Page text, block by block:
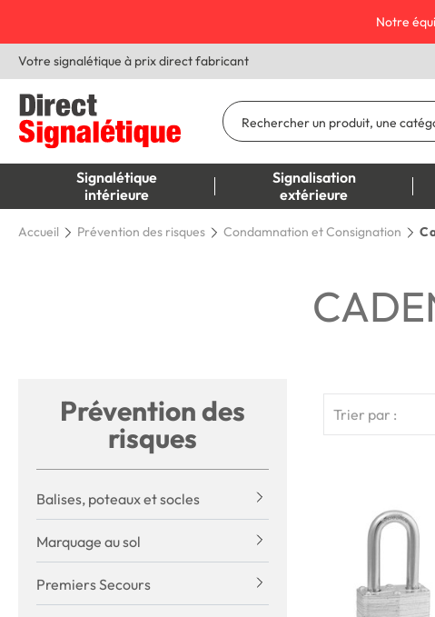
Notre
Votre signalétique à prix direct fabricant
Signalétique
intérieure
Signalisation
extérieure
Accueil Prévention des risques Condamnation et Consignation
Prévention des
risques
Balises, poteaux et socles
Marquage au sol
Premiers Secours
Trier par :